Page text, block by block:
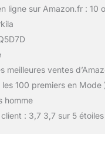
ligne sur Amazon.fr : 10
meilleures ventes
100 premiers en Mode
homme
: 3,7 3,7 sur 5